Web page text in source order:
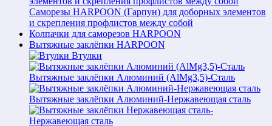
Саморезы HARPOON (Гарпун) для доборных элементов
и скрепления профлистов между собой
Колпачки для саморезов HARPOON
Вытяжные заклёпки HARPOON
Втулки
Вытяжные заклёпки Алюминий (AlMg3,5)-Сталь
Вытяжные заклёпки Алюминий-Нержавеющая сталь